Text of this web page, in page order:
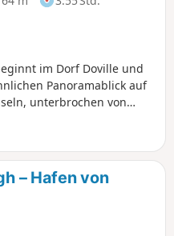
im Dorf Doville und
Panoramablick auf
unterbrochen von
Heiden.
– Hafen von